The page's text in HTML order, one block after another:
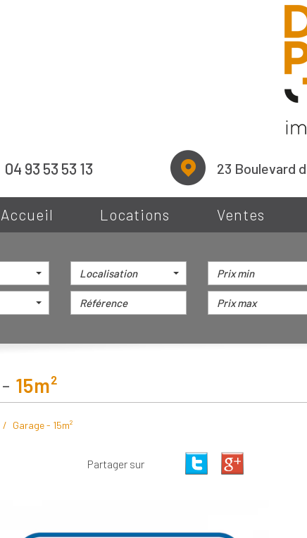
04 93 53 53 13 23 Boulevard
Accueil Locations Ventes
Localisation
15m²
Garage - 15m²
Partager sur